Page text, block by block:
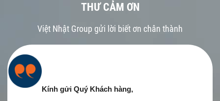
THƯ CẢM ƠN
Việt Nhật Group gửi lời biết ơn chân thành
Kính gửi Quý Khách hàng,